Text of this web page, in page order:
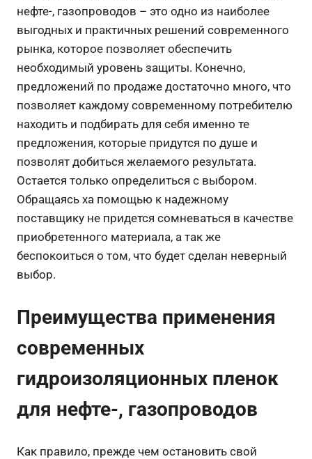
нефте-, газопроводов – это одно из наиболее
выгодных и практичных решений современного
рынка, которое позволяет обеспечить
необходимый уровень защиты. Конечно,
предложений по продаже достаточно много, что
позволяет каждому современному потребителю
находить и подбирать для себя именно те
предложения, которые придутся по душе и
позволят добиться желаемого результата.
Остается только определиться с выбором.
Обращаясь ха помощью к надежному
поставщику не придется сомневаться в качестве
приобретенного материала, а так же
беспокоиться о том, что будет сделан неверный
выбор.
Преимущества применения
современных
гидроизоляционных пленок
для нефте-, газопроводов
Как правило, прежде чем остановить свой